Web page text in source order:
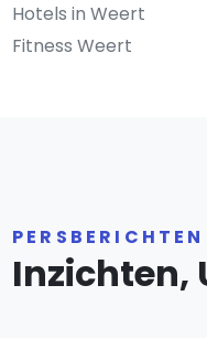
Hotels in Weert
Fitness Weert
Inzichten,